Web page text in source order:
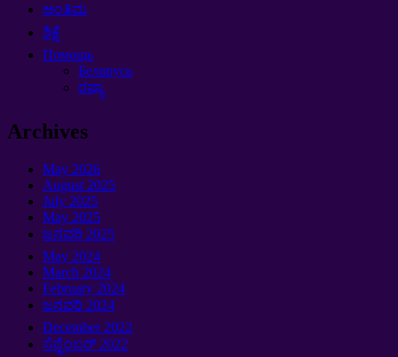
ಅಂತಿಮ
ಶಿಕ್ಷೆ
Помощь
Беларусь
ರಷ್ಯಾ
Archives
May 2026
August 2025
July 2025
May 2025
ಜನವರಿ 2025
May 2024
March 2024
February 2024
ಜನವರಿ 2024
December2022
ಸೆಪ್ಟೆಂಬರ್ 2022